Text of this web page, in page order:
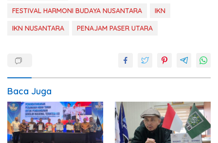
FESTIVAL HARMONI BUDAYA NUSANTARA
IKN
IKN NUSANTARA
PENAJAM PASER UTARA
Baca Juga